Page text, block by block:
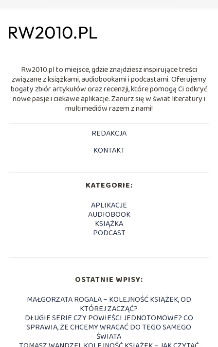
Rw2010.pl to miejsce, gdzie znajdziesz inspirujące treści
związane z książkami, audiobookami i podcastami. Oferujemy
bogaty zbiór artykułów oraz recenzji, które pomogą Ci odkryć
nowe pasje i ciekawe aplikacje. Zanurz się w świat literatury i
multimediów razem z nami!
REDAKCJA
KONTAKT
KATEGORIE:
APLIKACJE
AUDIOBOOK
KSIĄŻKA
PODCAST
OSTATNIE WPISY:
MAŁGORZATA ROGALA – KOLEJNOŚĆ KSIĄŻEK, OD
KTÓREJ ZACZĄĆ?
DŁUGIE SERIE CZY POWIEŚCI JEDNOTOMOWE? CO
SPRAWIA, ŻE CHCEMY WRACAĆ DO TEGO SAMEGO
ŚWIATA